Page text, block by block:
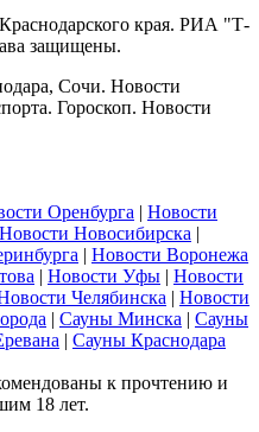
края. РИА "Т-
защищены.
Сочи. Новости
Гороскоп. Новости
Оренбурга | Новости
Новости Новосибирска |
| Новости Воронежа
| Новости Уфы | Новости
Челябинска | Новости
| Сауны Минска | Сауны
| Сауны Краснодара
к прочтению и
18 лет.